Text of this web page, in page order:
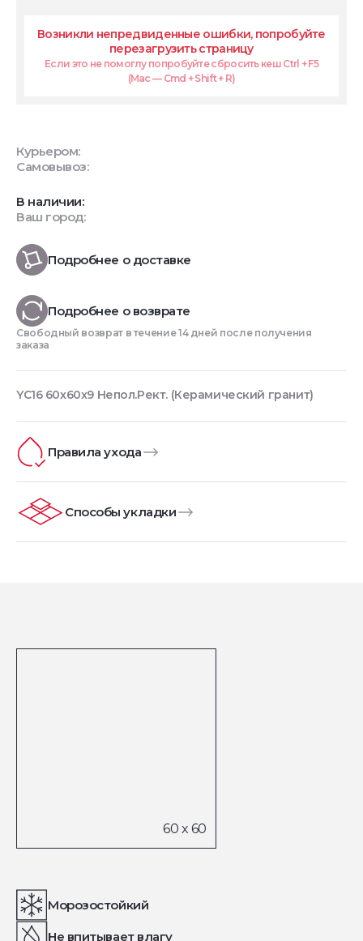
Возникли непредвиденные ошибки, попробуйте
перезагрузить страницу
Если это не помоглу попробуйте сбросить кеш Ctrl + F5
(Mac — Cmd + Shift + R)
Курьером:
Самовывоз:
В наличии:
Ваш город:
Подробнее о доставке
Подробнее о возврате
Свободный возврат в течение 14 дней после получения
заказа
YC16 60x60x9 Непол.Рект. (Керамический гранит)
Правила ухода
Способы укладки
Морозостойкий
Не впитывает влагу